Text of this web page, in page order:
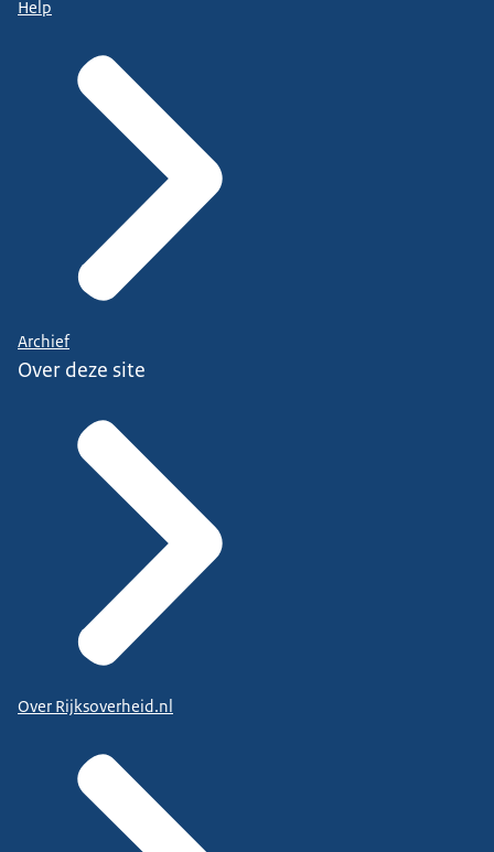
Help
Archief
Over deze site
Over Rijksoverheid.nl